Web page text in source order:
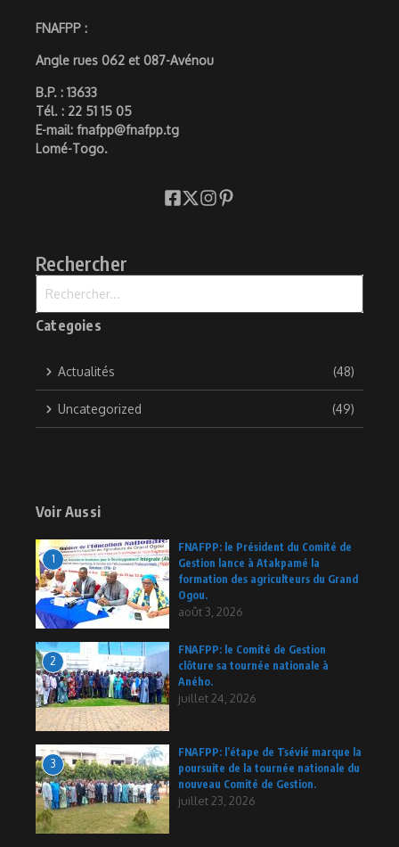
FNAFPP :
Angle rues 062 et 087-Avénou
B.P. : 13633
Tél. : 22 51 15 05
E-mail: fnafpp@fnafpp.tg
Lomé-Togo.
Rechercher
Categoies
Actualités (48)
Uncategorized (49)
Voir Aussi
1
FNAFPP: le Président du Comité de
Gestion lance à Atakpamé la
formation des agriculteurs du Grand
Ogou.
août 3, 2026
2
FNAFPP: le Comité de Gestion
clôture sa tournée nationale à
Aného.
juillet 24, 2026
3
FNAFPP: l’étape de Tsévié marque la
poursuite de la tournée nationale du
nouveau Comité de Gestion.
juillet 23, 2026